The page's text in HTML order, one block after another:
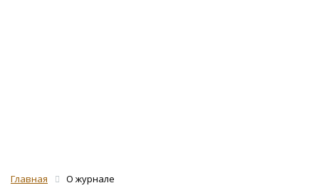
Главная О журнале